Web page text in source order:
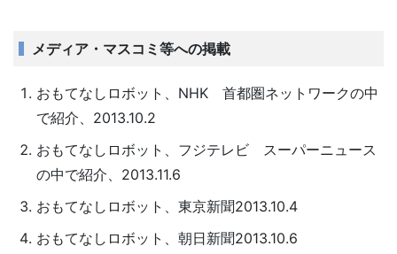
メディア・マスコミ等への掲載
おもてなしロボット、NHK 首都圏ネットワークの中
で紹介、2013.10.2
おもてなしロボット、フジテレビ スーパーニュース
の中で紹介、2013.11.6
おもてなしロボット、東京新聞2013.10.4
おもてなしロボット、朝日新聞2013.10.6